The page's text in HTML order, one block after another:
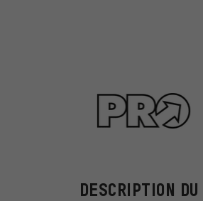
DESCRIPTION